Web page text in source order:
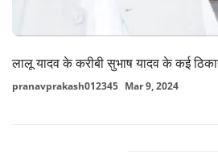
लालू यादव के करीबी सुभाष यादव के कई
pranavprakash012345 Mar 9, 2024